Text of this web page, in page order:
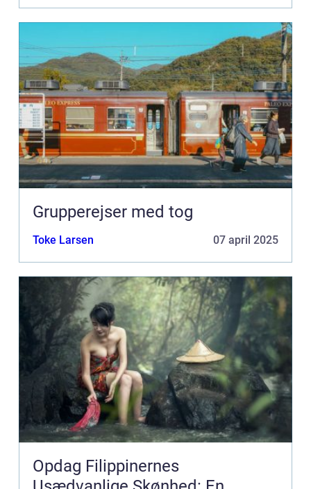
Grupperejser med tog
Toke Larsen 07 april 2025
Opdag Filippinernes